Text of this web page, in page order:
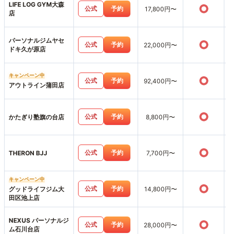
LIFE LOG GYM大森
店
公式 予約 17,800円〜 ○
パーソナルジムヤセ
ドキ久が原店
公式 予約 22,000円〜 ○
キャンペーン中
アウトライン蒲田店
公式 予約 92,400円〜 ○
かたぎり塾旗の台店 公式 予約 8,800円〜 ○
THERON BJJ 公式 予約 7,700円〜 ○
キャンペーン中
グッドライフジム大
田区池上店
公式 予約 14,800円〜 ○
NEXUS パーソナルジ
ム石川台店
公式 予約 28,000円〜 ○